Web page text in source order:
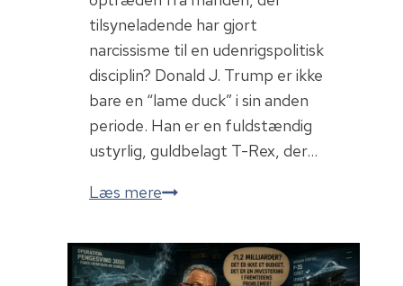
tilsyneladende har gjort
narcissisme til en udenrigspolitisk
disciplin? Donald J. Trump er ikke
bare en “lame duck” i sin anden
periode. Han er en fuldstændig
ustyrlig, guldbelagt T-Rex, der…
Læs mereLame